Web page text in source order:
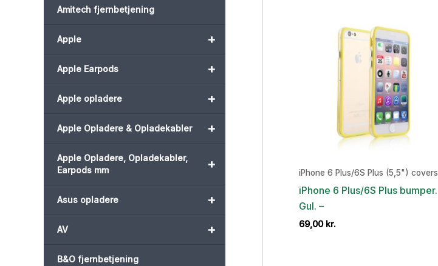
Amitech fjernbetjening
+
Apple
+
Apple Earpods
+
Apple opladere
+
Apple Opladere & Opladekabler
+
Apple Opladere, Opladekabler,
Earpods mm
+
Asus opladere
+
AV
B&O fjernbetjening
iPhone 6 Plus/6S Plus (5,5") covers
iPhone 6 Plus/6S Plus bumper.
Gul. –
69,00 kr.